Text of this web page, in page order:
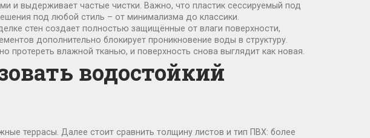
и выдерживает частые чистки. Важно, что пластик сессируемый под
под любой стиль – от минимализма до классики.
стен создает полностью защищённые от влаги поверхности,
дополнительно блокирует проникновение воды в структуру.
влажной тканью, и поверхность снова выглядит как новая.
водостойкий
террасы. Далее стоит сравнить толщину листов и тип ПВХ: более